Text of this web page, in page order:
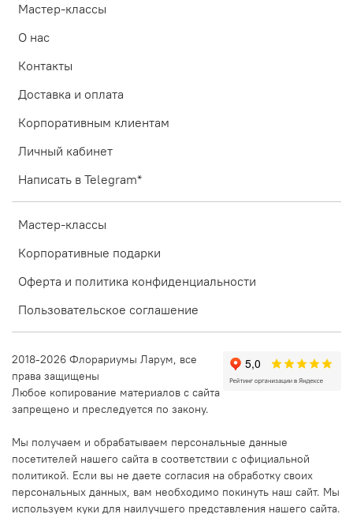
Мастер-классы
О нас
Контакты
Доставка и оплата
Корпоративным клиентам
Личный кабинет
Написать в Telegram*
Мастер-классы
Корпоративные подарки
Оферта и политика конфиденциальности
Пользовательское соглашение
2018-2026 Флорариумы Ларум, все
права защищены
Любое копирование материалов с сайта
запрещено и преследуется по закону.
Мы получаем и обрабатываем персональные данные
посетителей нашего сайта в соответствии с официальной
политикой. Если вы не даете согласия на обработку своих
персональных данных, вам необходимо покинуть наш сайт. Мы
используем куки для наилучшего представления нашего сайта.